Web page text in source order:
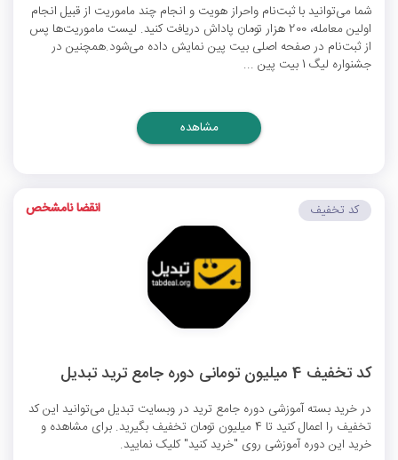
شما می‌توانید با ثبت‌نام واحراز هویت و انجام چند ماموریت از قبیل انجام
اولین معامله، 200 هزار تومان پاداش دریافت کنید. لیست ماموریت‌ها پس
از ثبت‌نام در صفحه اصلی بیت پین نمایش داده می‌شود.همچنین در
جشنواره لیگ 1 بیت پین ...
مشاهده
کد تخفیف 4 میلیون تومانی دوره جامع ترید تبدیل
در خرید بسته آموزشی دوره جامع ترید در وبسایت تبدیل می‌توانید این کد
تخفیف را اعمال کنید تا 4 میلیون تومان تخفیف بگیرید. برای مشاهده و
خرید این دوره آموزشی روی "خرید کنید" کلیک نمایید.
کد تخفیف انقضا نامشخص